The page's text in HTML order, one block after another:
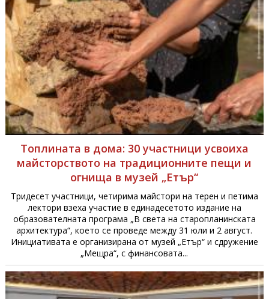
Топлината в дома: 30 участници усвоиха
майсторството на традиционните пещи и
огнища в музей „Етър“
Тридесет участници, четирима майстори на терен и петима
лектори взеха участие в единадесетото издание на
образователната програма „В света на старопланинската
архитектура“, което се проведе между 31 юли и 2 август.
Инициативата е организирана от музей „Етър“ и сдружение
„Мещра“, с финансовата...